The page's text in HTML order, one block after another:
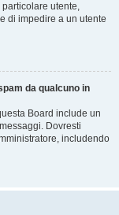
utente,
di impedire a un utente
da qualcuno in
Board include un
Dovresti
includendo